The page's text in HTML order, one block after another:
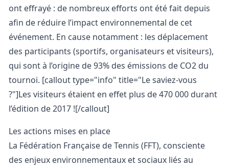
ont effrayé : de nombreux efforts ont été fait depuis
afin de réduire l’impact environnemental de cet
événement. En cause notamment : les déplacement
des participants (sportifs, organisateurs et visiteurs),
qui sont à l’origine de 93% des émissions de CO2 du
tournoi. [callout type="info" title="Le saviez-vous
?"]Les visiteurs étaient en effet plus de 470 000 durant
l’édition de 2017 ![/callout]
Les actions mises en place
La Fédération Française de Tennis (FFT), consciente
des enjeux environnementaux et sociaux liés au